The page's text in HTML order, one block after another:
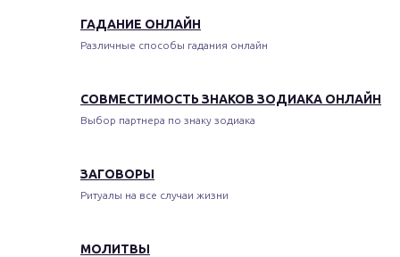
ГАДАНИЕ ОНЛАЙН
Различные способы гадания онлайн
СОВМЕСТИМОСТЬ ЗНАКОВ ЗОДИАКА ОНЛАЙН
Выбор партнера по знаку зодиака
ЗАГОВОРЫ
Ритуалы на все случаи жизни
МОЛИТВЫ